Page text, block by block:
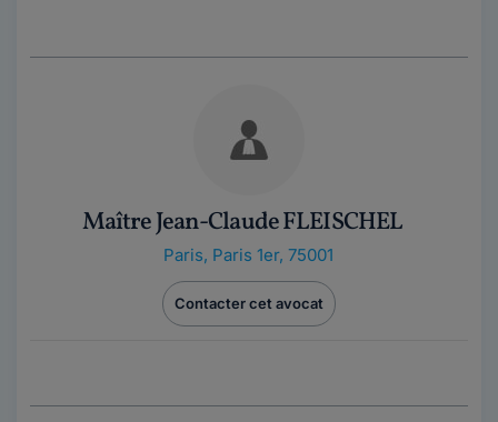
Maître Jean-Claude FLEISCHEL
Paris, Paris 1er, 75001
Contacter cet avocat